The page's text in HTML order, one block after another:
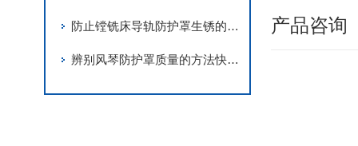
防止镗铣床导轨防护罩生锈的方法分享
辨别风琴防护罩质量的方法快来看看你都知道几个？
产品咨询